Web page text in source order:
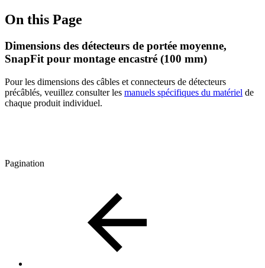
On this Page
Dimensions des détecteurs de portée moyenne,
SnapFit pour montage encastré (100 mm)
Pour les dimensions des câbles et connecteurs de détecteurs
précâblés, veuillez consulter les manuels spécifiques du matériel de
chaque produit individuel.
Pagination